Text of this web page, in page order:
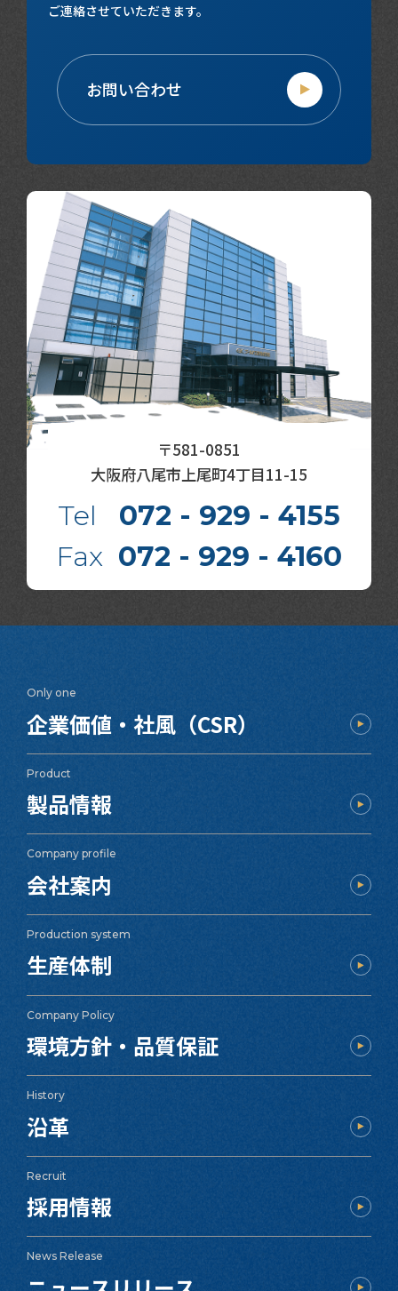
ご連絡させていただきます。
お問い合わせ
〒581-0851
大阪府八尾市上尾町4丁目11-15
Tel
072 - 929 - 4155
Fax 072 - 929 - 4160
Only one
企業価値・社風（CSR）
Product
製品情報
Company profile
会社案内
Production system
生産体制
Company Policy
環境方針・品質保証
History
沿革
Recruit
採用情報
News Release